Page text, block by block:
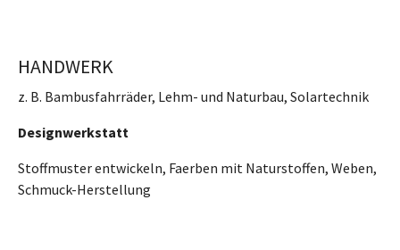
HANDWERK
z. B. Bambusfahrräder, Lehm- und Naturbau, Solartechnik
Designwerkstatt
Stoffmuster entwickeln, Faerben mit Naturstoffen, Weben,
Schmuck-Herstellung